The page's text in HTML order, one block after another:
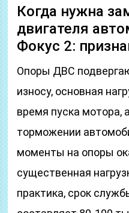
Когда нужна
двигателя
Фокус 2:
Опоры ДВС
износу, основная
время пуска мотора,
торможении
моменты на опоры
существенная
практика, срок